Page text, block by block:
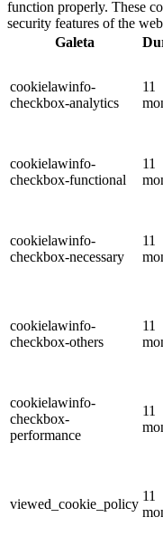
function properly. These
security features of the
Galeta
cookielawinfo-
checkbox-analytics
11
cookielawinfo-
checkbox-functional
11
cookielawinfo-
checkbox-necessary
11
cookielawinfo-
checkbox-others
11
cookielawinfo-
checkbox-
performance
11
viewed_cookie_policy
11